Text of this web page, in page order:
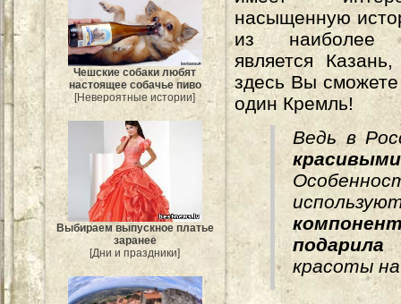
Чешские собаки любят
настоящее собачье пиво
[Невероятные истории]
Выбираем выпускное платье
заранее
[Дни и праздники]
насыщенную
из наиболее
является
здесь Вы
один Кремль!
Ведь в
красивыми
красоты